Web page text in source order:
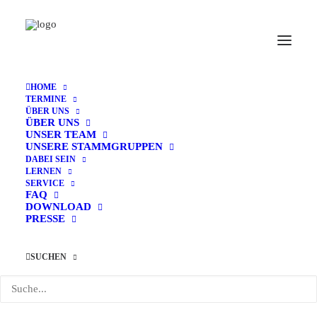
HOME
TERMINE
ÜBER UNS
ÜBER UNS
UNSER TEAM
UNSERE STAMMGRUPPEN
DABEI SEIN
LERNEN
SERVICE
FAQ
DOWNLOAD
PRESSE
SUCHEN
Home
Feiertag/Ferien